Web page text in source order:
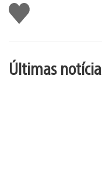
Curtir
Últimas